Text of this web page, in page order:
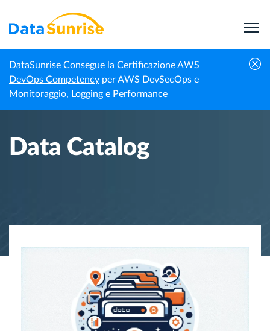
DataSunrise Consegue la CertificazioneAWS
DevOps Competency per AWS DevSecOps e
Monitoraggio, Logging e Performance
Homepage Centro di Conoscenza Data Catalog
Data Catalog